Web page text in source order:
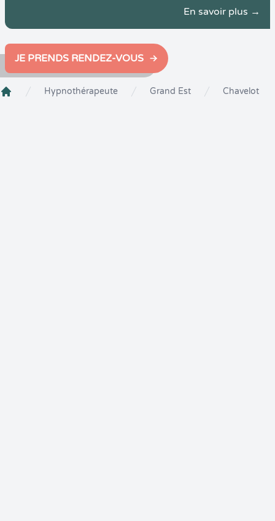
En savoir plus →
JE PRENDS RENDEZ-VOUS
Hypnothérapeute Grand Est Chavelot